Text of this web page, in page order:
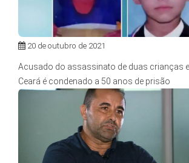
20 de outubro de 2021
Acusado do assassinato de duas crianças
Ceará é condenado a 50 anos de prisão